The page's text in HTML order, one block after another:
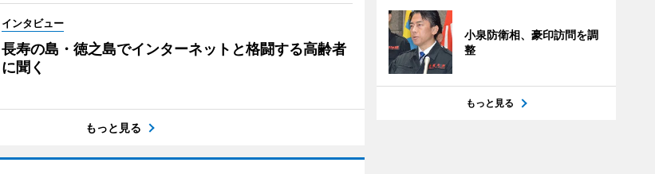
インタビュー
長寿の島・徳之島でインターネットと格闘する高齢者
に聞く
もっと見る
小泉防衛相、豪印訪問を調
整
もっと見る